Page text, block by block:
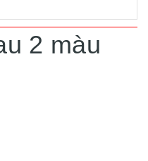
2 màu